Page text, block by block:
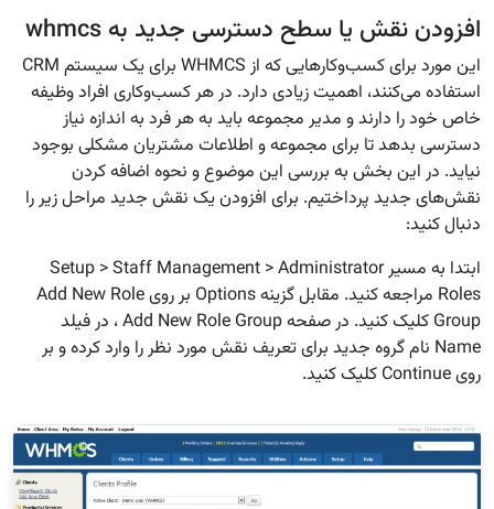
افزودن نقش یا سطح دسترسی جدید به whmcs
این مورد برای کسب‌وکارهایی که از WHMCS برای یک سیستم CRM
استفاده می‌کنند، اهمیت زیادی دارد. در هر کسب‌وکاری افراد وظیفه
خاص خود را دارند و مدیر مجموعه باید به هر فرد به اندازه نیاز
دسترسی بدهد تا برای مجموعه و اطلاعات مشتریان مشکلی بوجود
نیاید. در این بخش به بررسی این موضوع و نحوه اضافه کردن
نقش‌های جدید پرداختیم. برای افزودن یک نقش جدید مراحل زیر را
دنبال کنید:
ابتدا به مسیر Setup > Staff Management > Administrator
Roles مراجعه کنید. مقابل گزینه Options بر روی Add New Role
Group کلیک کنید. در صفحه Add New Role Group ، در فیلد
Name نام گروه جدید برای تعریف نقش مورد نظر را وارد کرده و بر
روی Continue کلیک کنید.